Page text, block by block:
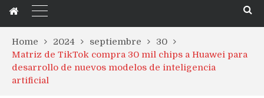
Home 2024 septiembre
30
Matriz de TikTok compra 30 mil chips a Huawei para
desarrollo de nuevos modelos de inteligencia
artificial